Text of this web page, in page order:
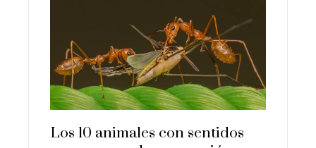
con sentidos
Las 15 misiones